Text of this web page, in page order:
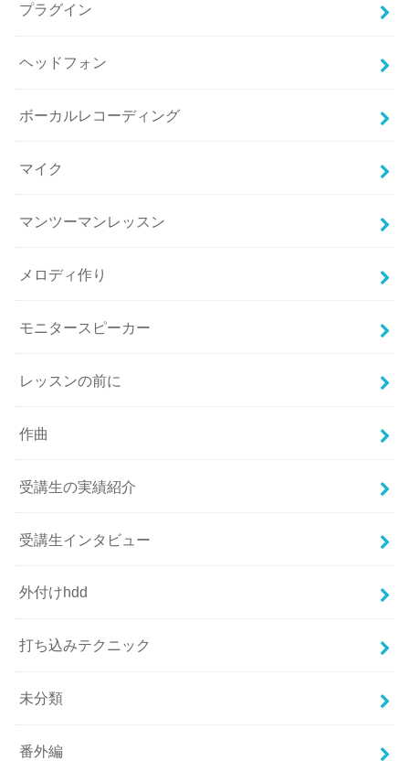
プラグイン
ヘッドフォン
ボーカルレコーディング
マイク
マンツーマンレッスン
メロディ作り
モニタースピーカー
レッスンの前に
作曲
受講生の実績紹介
受講生インタビュー
外付けhdd
打ち込みテクニック
未分類
番外編